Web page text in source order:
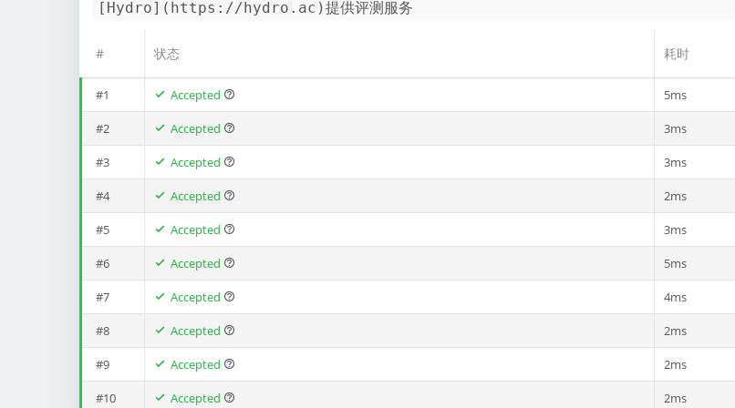
[Hydro](https://hydro.ac)提供评测服务
# 状态 耗时
#1 Accepted 5ms
#2 Accepted 3ms
#3 Accepted 3ms
#4 Accepted 2ms
#5 Accepted 3ms
#6 Accepted 5ms
#7 Accepted 4ms
#8 Accepted 2ms
#9 Accepted 2ms
#10 Accepted 2ms